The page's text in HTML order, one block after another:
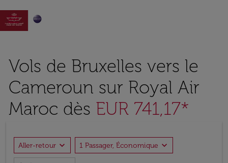

Vols de Bruxelles vers le
Cameroun sur Royal Air
Maroc dès EUR 741,17*
Aller-retour expand_more 1 Passager, Économique expand_more